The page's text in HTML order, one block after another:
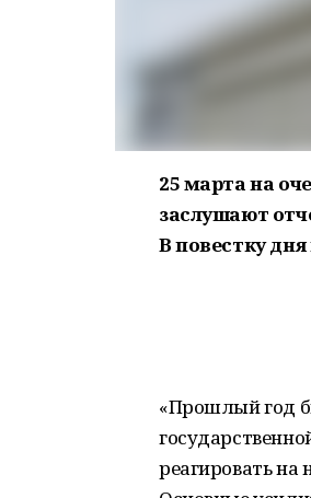
25 марта на
заслушают
В повестку
«Прошлый год
реагировать на